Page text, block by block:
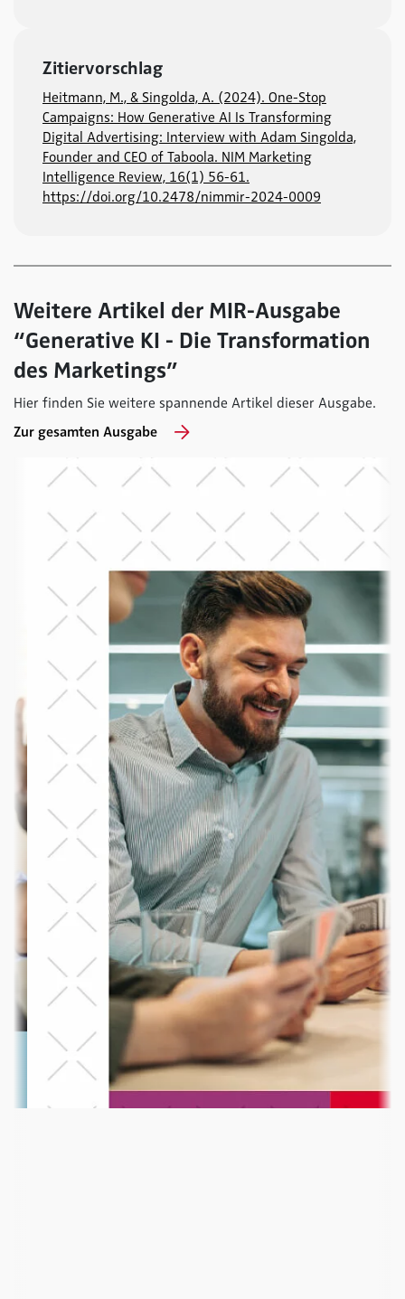
Zitiervorschlag
Heitmann, M., & Singolda, A. (2024). One-Stop
Campaigns: How Generative AI Is Transforming
Digital Advertising: Interview with Adam Singolda,
Founder and CEO of Taboola. NIM Marketing
Intelligence Review, 16(1) 56-61.
https://doi.org/10.2478/nimmir-2024-0009
Weitere Artikel der MIR-Ausgabe
“Generative KI - Die Transformation
des Marketings”
Hier finden Sie weitere spannende Artikel dieser Ausgabe.
Zur gesamten Ausgabe